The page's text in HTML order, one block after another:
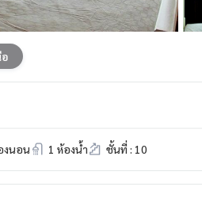
งนอน 1 ห้องน้ำ ชั้นที่ : 10